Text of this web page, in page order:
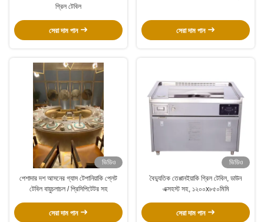
গ্রিল টেবিল
সেরা দাম পান সেরা দাম পান
ভিডিও
পেশাদার দশ আসনের গ্যাস টেপানিয়াকি প্লেট
টেবিল বায়ুচলাচল / প্রিসিপিটেটর সহ
সেরা দাম পান
ভিডিও
বৈদ্যুতিক তেপ্পানইয়াকি গ্রিল টেবিল, ডাউন
এক্সহস্ট সহ, ১২০০x৮৫০মিমি
সেরা দাম পান